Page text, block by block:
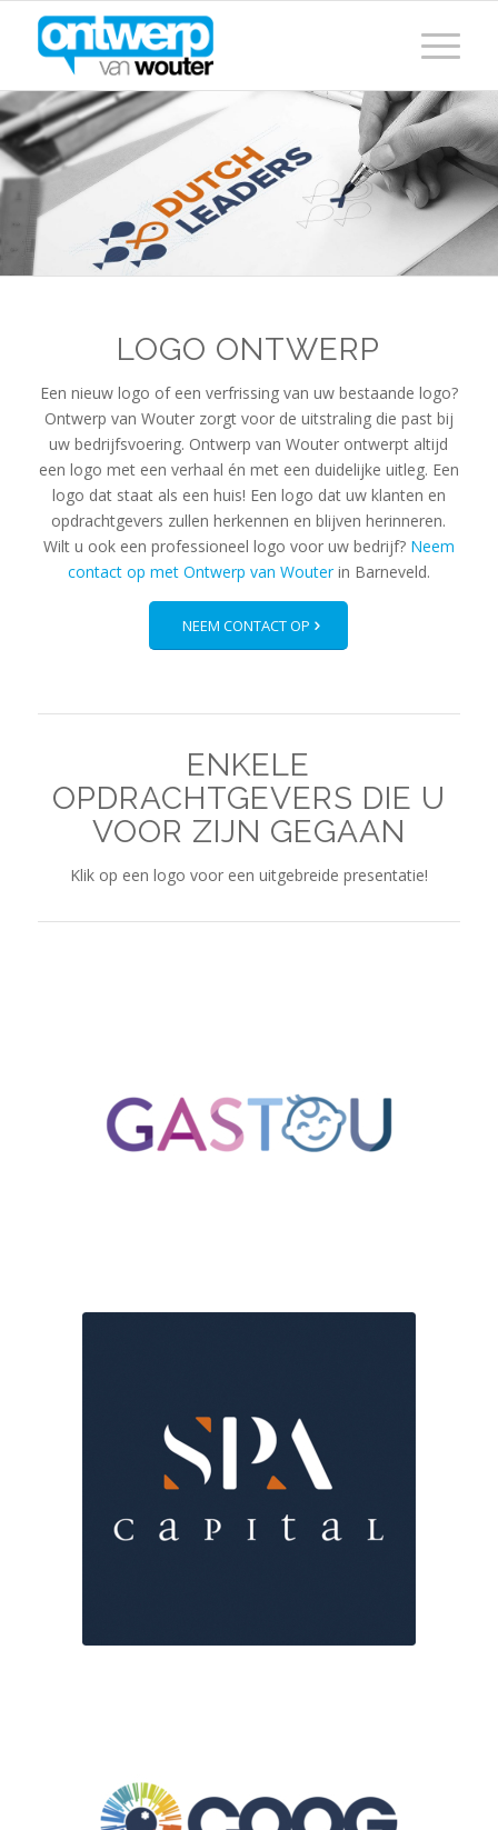
LOGO ONTWERP
Een nieuw logo of een verfrissing van uw bestaande logo?
Ontwerp van Wouter zorgt voor de uitstraling die past bij
uw bedrijfsvoering. Ontwerp van Wouter ontwerpt altijd
een logo met een verhaal én met een duidelijke uitleg. Een
logo dat staat als een huis! Een logo dat uw klanten en
opdrachtgevers zullen herkennen en blijven herinneren.
Wilt u ook een professioneel logo voor uw bedrijf? Neem
contact op met Ontwerp van Wouterin Barneveld.
NEEM CONTACT OP
ENKELE
OPDRACHTGEVERS DIE U
VOOR ZIJN GEGAAN
Klik op een logo voor een uitgebreide presentatie!